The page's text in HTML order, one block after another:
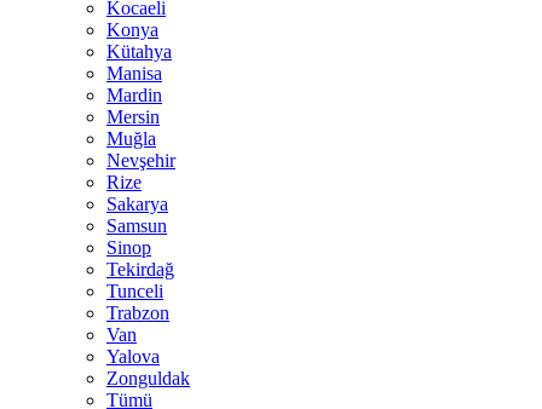
Kocaeli
Konya
Kütahya
Manisa
Mardin
Mersin
Muğla
Nevşehir
Rize
Sakarya
Samsun
Sinop
Tekirdağ
Tunceli
Trabzon
Van
Yalova
Zonguldak
Tümü